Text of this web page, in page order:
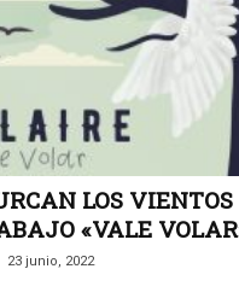
LOS VIENTOS
«VALE
23 junio, 2022